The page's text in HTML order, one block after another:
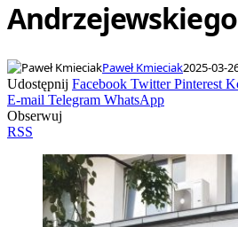
Andrzejewskiego
Paweł Kmieciak2025-03-
Udostępnij Facebook Twitter Pinterest
E-mail Telegram WhatsApp
Obserwuj
RSS